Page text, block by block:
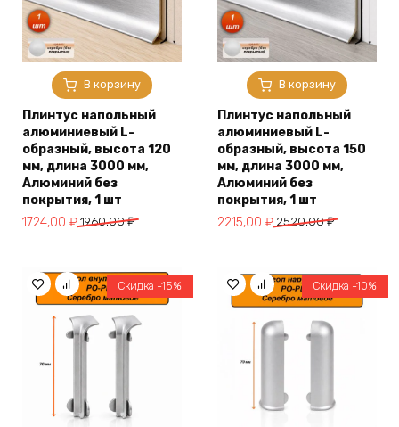
В корзину
Плинтус напольный
алюминиевый L-
образный, высота 120
мм, длина 3000 мм,
Алюминий без
покрытия, 1 шт
1960,00₽
Первоначальная
1960,00 ₽.
1724,00 ₽
Текущая
В корзину
Плинтус напольный
алюминиевый L-
образный, высота 150
мм, длина 3000 мм,
Алюминий без
покрытия, 1 шт
2520,00₽
Первоначальная
2520,00 ₽.
2215,00 ₽
Текущая
Скидка -15% Скидка -10%